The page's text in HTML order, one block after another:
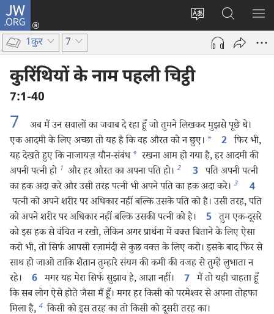
JW.ORG
वेबसाइट
भाषा
लॉग-
इन
(opens
window)
JW.ORG
खोजें
मैन्यू
1कुर 7
कुरिंथियों के नाम पहली चिट्ठी
7:1-40
7
अब मैं उन सवालों का जवाब दे रहा हूँ जो तुमने लिखकर मुझसे पूछे थे।
एक आदमी के लिए अच्छा तो यह है कि वह औरत को न छुए। * 2 फिर भी,
यह देखते हुए कि नाजायज़ यौन-संबंध * रखना आम हो गया है, हर आदमी की
अपनी पत्नी हो 1 और हर औरत का अपना पति हो। 2 3 पति अपनी पत्नी
का हक अदा करे और उसी तरह पत्नी भी अपने पति का हक अदा करे। 3 4
पत्नी को अपने शरीर पर अधिकार नहीं बल्कि उसके पति को है। उसी तरह, पति
को अपने शरीर पर अधिकार नहीं बल्कि उसकी पत्नी को है।
5 तुम एक-दूसरे
को इस हक से वंचित न रखो, लेकिन अगर प्रार्थना में वक्‍त बिताने के लिए ऐसा
करो भी, तो सिर्फ आपसी रज़ामंदी से कुछ वक्‍त के लिए करो। इसके बाद फिर से
साथ हो जाओ ताकि शैतान तुम्हारे संयम की कमी की वजह से तुम्हें लुभाता न
रहे।
6 मगर यह मेरा सिर्फ सुझाव है, आज्ञा नहीं। 7 मैं तो यही चाहता हूँ
कि सब लोग ऐसे होते जैसा मैं हूँ। मगर हर किसी को परमेश्‍वर से अपना तोहफा
मिला है, 4 किसी को इस तरह का तो किसी को दूसरी तरह का।